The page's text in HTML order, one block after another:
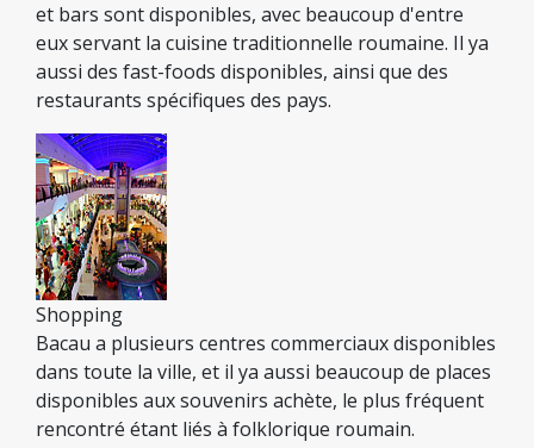
et bars sont disponibles, avec beaucoup d'entre
eux servant la cuisine traditionnelle roumaine. Il ya
aussi des fast-foods disponibles, ainsi que des
restaurants spécifiques des pays.
Shopping
Bacau a plusieurs centres commerciaux disponibles
dans toute la ville, et il ya aussi beaucoup de places
disponibles aux souvenirs achète, le plus fréquent
rencontré étant liés à folklorique roumain.